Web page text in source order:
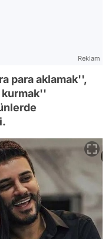
Reklam
para aklamak'',